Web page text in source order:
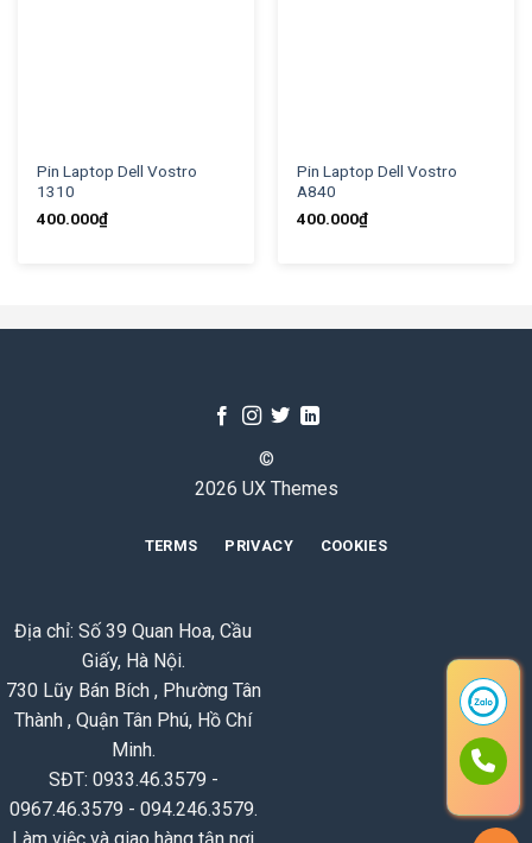
Pin Laptop Dell Vostro
1310
400.000₫
Pin Laptop Dell Vostro
A840
400.000₫
©
2026 UX Themes
TERMS PRIVACY COOKIES
Địa chỉ: Số 39 Quan Hoa, Cầu
Giấy, Hà Nội.
730 Lũy Bán Bích , Phường Tân
Thành , Quận Tân Phú, Hồ Chí
Minh.
SĐT: 0933.46.3579 -
0967.46.3579 - 094.246.3579.